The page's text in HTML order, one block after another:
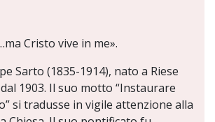
Cristo vive in me».
Sarto (1835-1914), nato a Riese
1903. Il suo motto “Instaurare
si tradusse in vigile attenzione alla